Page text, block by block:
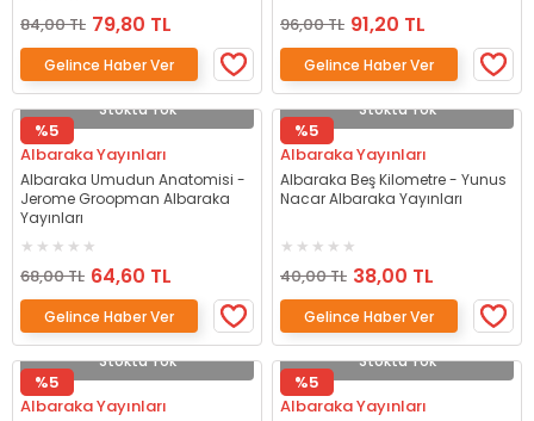
84,00 TL 79,80 TL
Gelince Haber Ver
96,00 TL 91,20 TL
Gelince Haber Ver
Stokta Yok
%5
Albaraka Yayınları
Albaraka Umudun Anatomisi -
Jerome Groopman Albaraka
Yayınları
68,00 TL 64,60 TL
Gelince Haber Ver
Stokta Yok
%5
Albaraka Yayınları
Albaraka Beş Kilometre - Yunus
Nacar Albaraka Yayınları
40,00 TL 38,00 TL
Gelince Haber Ver
Stokta Yok
%5
Albaraka Yayınları
Stokta Yok
%5
Albaraka Yayınları